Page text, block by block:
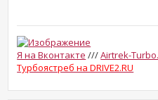
Я на Вконтакте ///Airtrek-
Турбоястреб на DRIVE2.RU